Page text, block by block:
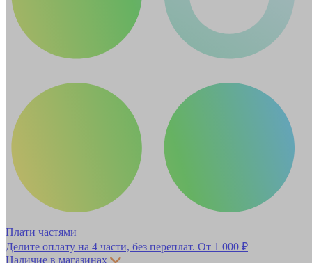
Плати частями
Делите оплату на 4 части, без переплат. От 1 000 ₽
Наличие в магазинах